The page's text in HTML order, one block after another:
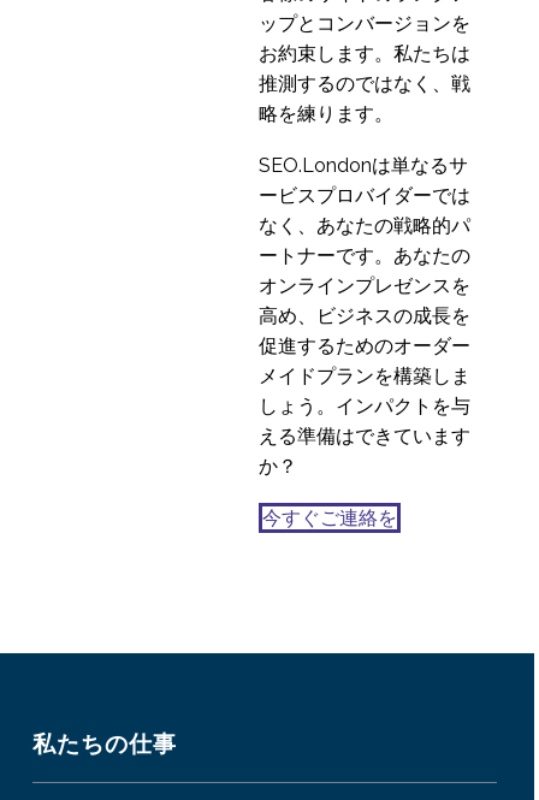
ップとコンバージョンを
お約束します。私たちは
推測するのではなく、戦
略を練ります。
SEO.Londonは単なるサ
ービスプロバイダーでは
なく、あなたの戦略的パ
ートナーです。あなたの
オンラインプレゼンスを
高め、ビジネスの成長を
促進するためのオーダー
メイドプランを構築しま
しょう。インパクトを与
える準備はできています
か？
今すぐご連絡を
私たちの仕事